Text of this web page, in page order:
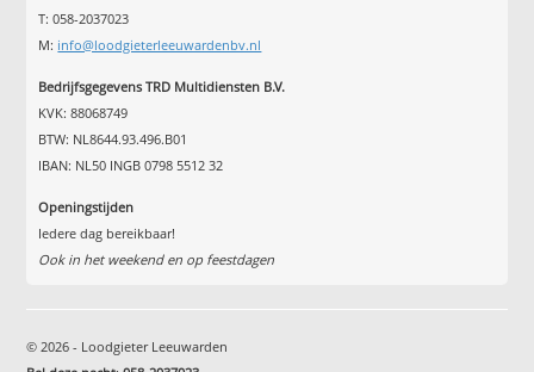
T: 058-2037023
M: info@loodgieterleeuwardenbv.nl
Bedrijfsgegevens TRD Multidiensten B.V.
KVK: 88068749
BTW: NL8644.93.496.B01
IBAN: NL50 INGB 0798 5512 32
Openingstijden
Iedere dag bereikbaar!
Ook in het weekend en op feestdagen
© 2026 - Loodgieter Leeuwarden